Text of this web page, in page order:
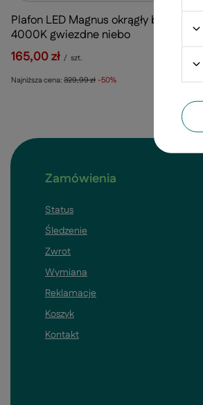
Plafon LED Magnus okrągły biały 49 cm
4000K gwiezdne niebo
165,00 zł / szt.
Najniższa cena:329,99 zł-50%
Zamówienia
Status
Śledzenie
Zwrot
Wymiana
Reklamacje
Koszyk
Kontakt